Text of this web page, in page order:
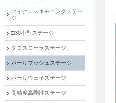
マイクロスキャニングステー
ジ
□30小型ステージ
クロスローラステージ
ボールブッシュステージ
ボールウェイステージ
高精度高剛性ステージ